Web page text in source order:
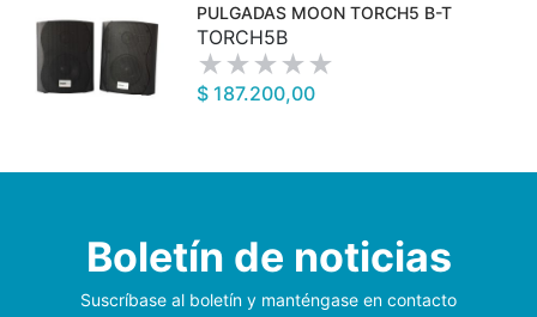
PULGADAS MOON TORCH5 B-T
TORCH5B
$ 187.200,00
Boletín de noticias
Suscríbase al boletín y manténgase en contacto